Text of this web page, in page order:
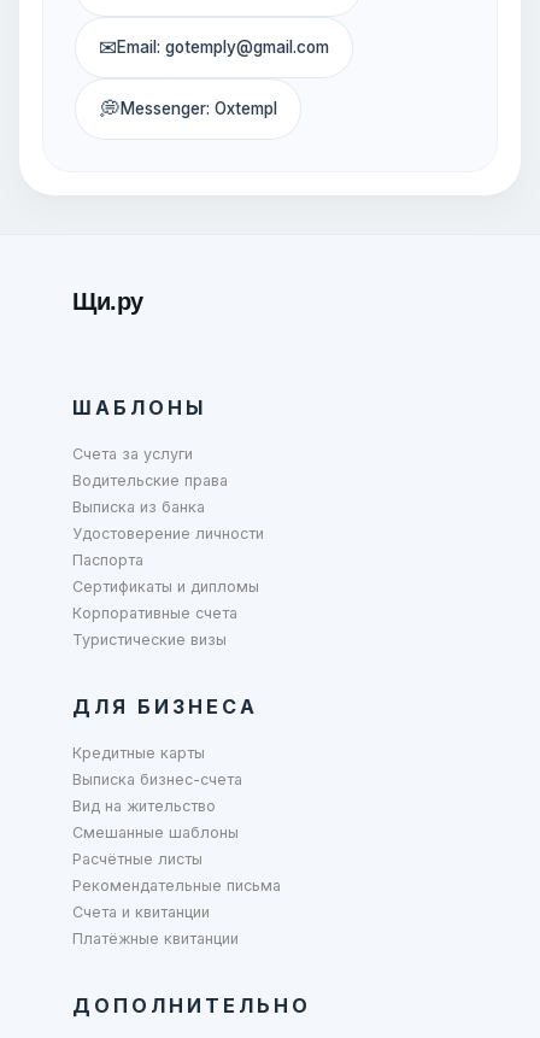
✉Email: gotemply@gmail.com
💭Messenger: Oxtempl
Щи.ру
ШАБЛОНЫ
Счета за услуги
Водительские права
Выписка из банка
Удостоверение личности
Паспорта
Сертификаты и дипломы
Корпоративные счета
Туристические визы
ДЛЯ БИЗНЕСА
Кредитные карты
Выписка бизнес-счета
Вид на жительство
Смешанные шаблоны
Расчётные листы
Рекомендательные письма
Счета и квитанции
Платёжные квитанции
ДОПОЛНИТЕЛЬНО